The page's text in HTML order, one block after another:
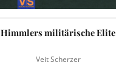
Himmlers militärische Elite
Veit Scherzer